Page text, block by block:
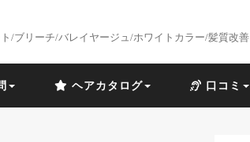
/ブリーチ/バレイヤージュ/ホワイトカラー/髪質改善
ヘアカタログ 口コミ